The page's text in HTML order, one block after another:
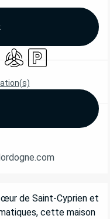
pour enfants / Espace
Air conditionné
Parking
de Saint-Cyprien et
cette maison